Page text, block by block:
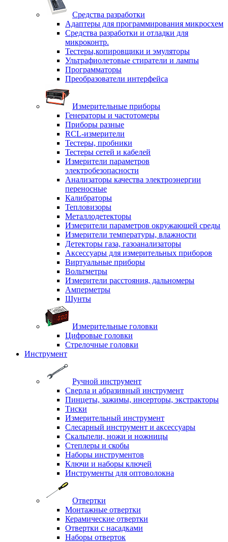
Средства разработки
Адаптеры для программирования микросхем
Средства разработки и отладки для
микроконтр.
Тестеры,копировщики и эмуляторы
Ультрафиолетовые стиратели и лампы
Программаторы
Преобразователи интерфейса
Измерительные приборы
Генераторы и частотомеры
Приборы разные
RCL-измерители
Тестеры, пробники
Тестеры сетей и кабелей
Измерители параметров
электробезопасности
Анализаторы качества электроэнергии
переносные
Калибраторы
Тепловизоры
Металлодетекторы
Измерители параметров окружающей среды
Измерители температуры, влажности
Детекторы газа, газоанализаторы
Аксессуары для измерительных приборов
Виртуальные приборы
Вольтметры
Измерители расстояния, дальномеры
Амперметры
Шунты
Измерительные головки
Цифровые головки
Стрелочные головки
Инструмент
Ручной инструмент
Сверла и абразивный инструмент
Пинцеты, зажимы, инсерторы, экстракторы
Тиски
Измерительный инструмент
Слесарный инструмент и аксессуары
Скальпели, ножи и ножницы
Степлеры и скобы
Наборы инструментов
Ключи и наборы ключей
Инструменты для оптоволокна
Отвертки
Монтажные отвертки
Керамические отвертки
Отвертки с насадками
Наборы отверток